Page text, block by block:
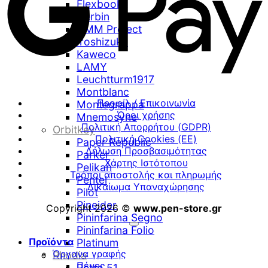
Flexbook
Herbin
HMM Project
Iroshizuku
Kaweco
LAMY
Leuchtturm1917
Montblanc
Montegrappa
Mnemosyne
Orbitkey
Paper Republic
Parker
Pelikan
Pentel
Pilot
Pineider
Pininfarina Segno
Pininfarina Folio
Platinum
Rhodia
Προφίλ / Επικοινωνία
Όροι χρήσης
Πολιτική Απορρήτου (GDPR)
Πολιτική Cookies (ΕΕ)
Δήλωση Προσβασιμότητας
Χάρτης Ιστότοπου
Τρόποι αποστολής και πληρωμής
Δικαίωμα Υπαναχώρησης
Copyright 2026 © www.pen-store.gr
Προϊόντα
Όργανα γραφής
Πένες